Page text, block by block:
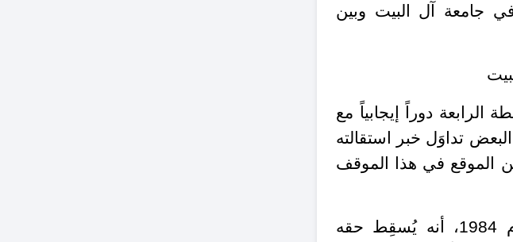
جامعة آل البيت وبين
دوراً إيجابياً مع
تداوَل خبر استقالته
من الموقع في هذا الموقف
، الذي يحمل درجة الدكتوراة في الفيزياء منذ العام 1984، أنه يُسقِط حقه